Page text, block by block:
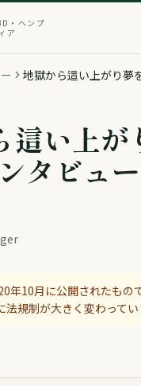
・ヘンプ
ア
地獄から這い上がり夢
這い上が
タビュ
年10月 に公開されたもの
法規制が大きく変わって